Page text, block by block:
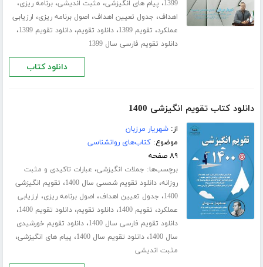
1399، پیام های انگیزشی، مثبت اندیشی،برنامه ریزی،
اهداف، جدول تعیین اهداف، اصول برنامه ریزی، ارزیابی
عملکرد، تقویم 1399 ،دانلود تقویم،دانلود تقویم 1399 ،
دانلود تقویم فارسی سال 1399
دانلود کتاب
دانلود کتاب تقویم انگیزشی 1400
از:شهریار مرزبان
موضوع:کتاب‌های روانشناسی
۸۹ صفحه
برچسب‌ها: جملات انگیزشی، عبارات تاکیدی و مثبت
روزانه،دانلود تقویم شمسی سال 1400 ، تقویم انگیزشی
1400، جدول تعیین اهداف، اصول برنامه ریزی، ارزیابی
عملکرد، تقویم 1400 ،دانلود تقویم،دانلود تقویم 1400 ،
دانلود تقویم فارسی سال 1400 ،دانلود تقویم خورشیدی
سال 1400
،دانلود تقویم سال 1400 ، پیام های انگیزشی،
مثبت اندیشی